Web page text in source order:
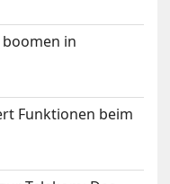
in
Funktionen beim